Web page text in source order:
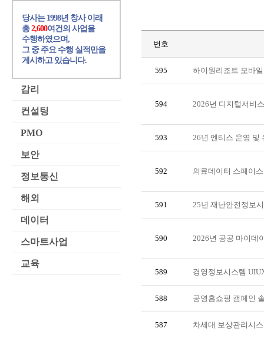
번호
595 하이원리조트 모바
594 2026년 디지털서비
593 26년 엔티스 운영 및
592 의료데이터 스페이
591 25년 재난안전정보
590 2026년 공공 마이데
589 경영정보시스템
588 공영홈쇼핑 캠페인
587 차세대 보상관리시
당사는 1998년 창사 이래
총2,600여건의 사업을
수행하였으며,
그 중 주요 수행 실적만을
게시하고 있습니다.
감리
컨설팅
PMO
보안
정보통신
해외
데이터
스마트사업
교육